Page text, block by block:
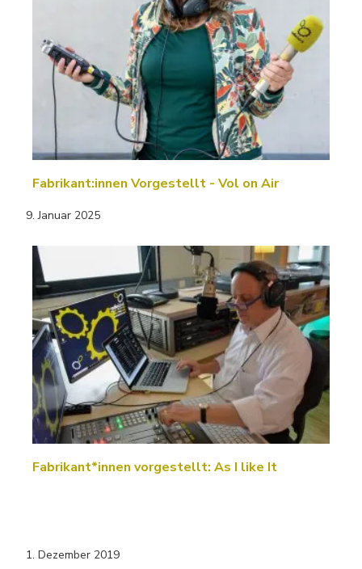
Fabrikant:innen Vorgestellt - Vol on Air
9. Januar 2025
Fabrikant*innen vorgestellt: As I like It
1. Dezember 2019